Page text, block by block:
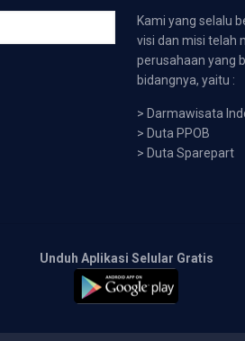
Kami yang selalu
visi dan misi telah
perusahaan yang
bidangnya, yaitu :
> Darmawisata
> Duta PPOB
> Duta Sparepart
Unduh Aplikasi Selular Gratis